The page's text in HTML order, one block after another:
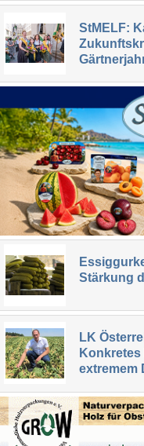
StMELF:
Stärkung
LK
extremem